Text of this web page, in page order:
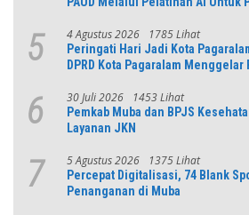
5 4 Agustus 2026 1785 Lihat
Peringati Hari Jadi Kota
DPRD Kota Pagaralam Menggelar
6 30 Juli 2026 1453 Lihat
Pemkab Muba dan BPJS
Layanan JKN
7 5 Agustus 2026 1375 Lihat
Percepat Digitalisasi, 74 Blank
Penanganan di Muba